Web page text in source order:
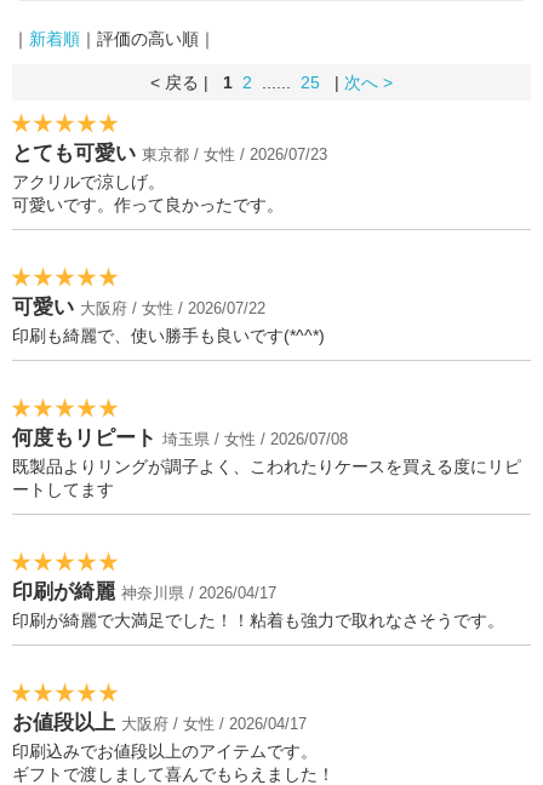
｜ 新着順 ｜評価の高い順｜
< 戻る | 1 2 25 | 次へ >
とても可愛い 東京都 / 女性 / 2026/07/23
アクリルで涼しげ。
可愛いです。作って良かったです。
可愛い 大阪府 / 女性 / 2026/07/22
印刷も綺麗で、使い勝手も良いです(*^^*)
何度もリピート 埼玉県 / 女性 / 2026/07/08
既製品よりリングが調子よく、こわれたりケースを買える度にリピ
ートしてます
印刷が綺麗 神奈川県 / 2026/04/17
印刷が綺麗で大満足でした！！粘着も強力で取れなさそうです。
お値段以上 大阪府 / 女性 / 2026/04/17
印刷込みでお値段以上のアイテムです。
ギフトで渡しまして喜んでもらえました！